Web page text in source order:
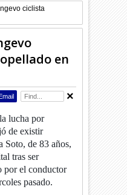
ciclista
en
lucha por
de existir
Soto, de 83 años,
tras ser
por el conductor
pasado.